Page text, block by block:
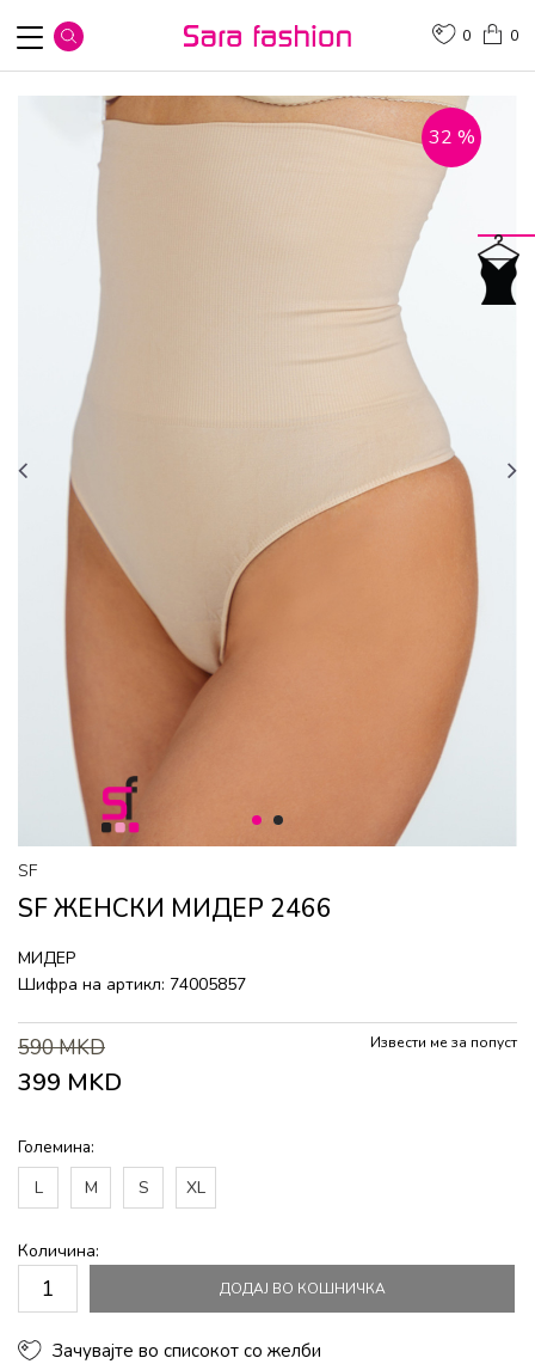
0
0
1 2
32 %
SF
SF ЖЕНСКИ МИДЕР 2466
МИДЕР
Шифра на артикл: 74005857
590MKD
399 MKD
Извести ме за попуст
Големина:
L
M S XL
Количина:
ДОДАЈ ВО КОШНИЧКА
Зачувајте во списокот со желби